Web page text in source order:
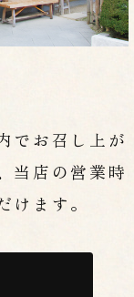
でお召し上が
当店の営業時
ます。